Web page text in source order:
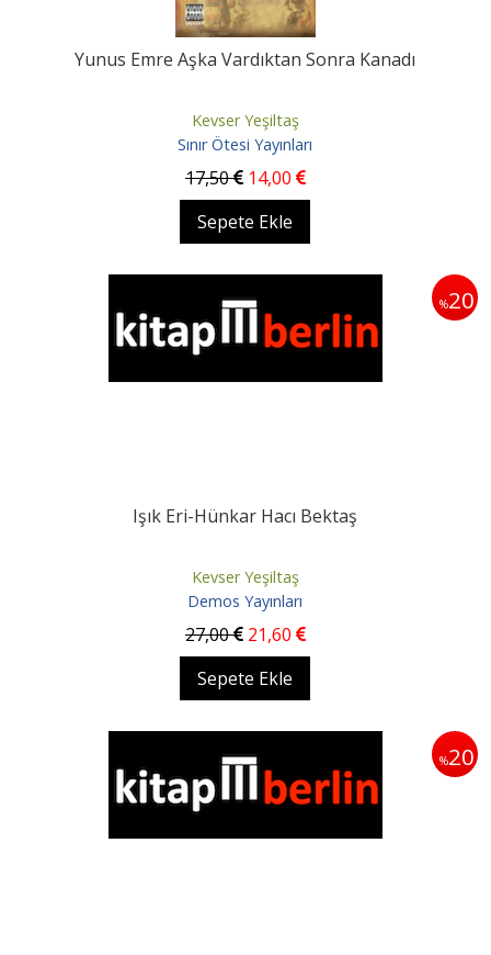
Yunus Emre Aşka Vardıktan Sonra Kanadı
Kevser Yeşiltaş
Sınır Ötesi Yayınları
17,50 14,00
Sepete Ekle
%20
Işık Eri-Hünkar Hacı Bektaş
Kevser Yeşiltaş
Demos Yayınları
27,00 21,60
Sepete Ekle
%20